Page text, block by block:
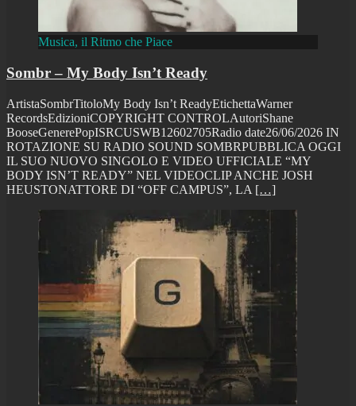
Musica, il Ritmo che Piace
Sombr – My Body Isn’t Ready
ArtistaSombrTitoloMy Body Isn’t ReadyEtichettaWarner
RecordsEdizioniCOPYRIGHT CONTROLAutoriShane
BooseGenerePopISRCUSWB12602705Radio date26/06/2026 IN
ROTAZIONE SU RADIO SOUND SOMBRPUBBLICA OGGI
IL SUO NUOVO SINGOLO E VIDEO UFFICIALE “MY
BODY ISN’T READY” NEL VIDEOCLIP ANCHE JOSH
HEUSTONATTORE DI “OFF CAMPUS”, LA […]